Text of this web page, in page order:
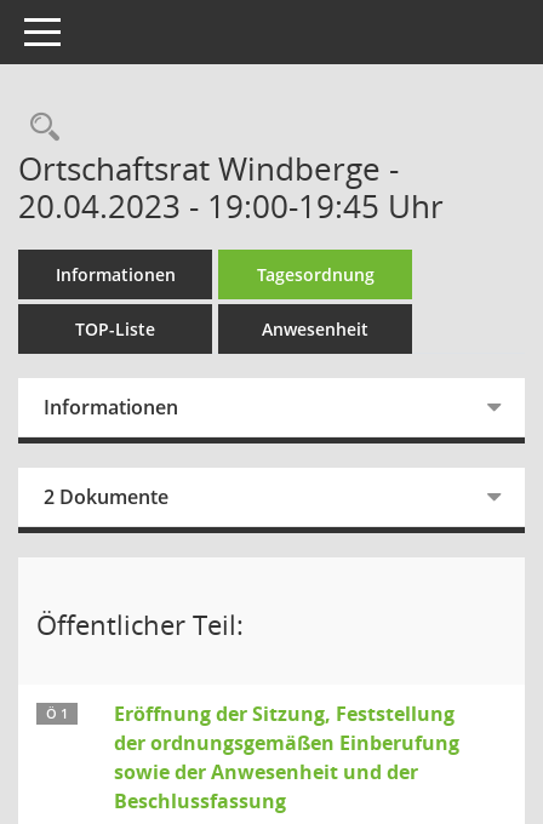
Toggle navigation
Rechercheauswahl
Ortschaftsrat Windberge -
20.04.2023 - 19:00-19:45 Uhr
Informationen Tagesordnung
TOP-Liste Anwesenheit
Informationen
2 Dokumente
Öffentlicher Teil:
Ö 1
Eröffnung der Sitzung, Feststellung
der ordnungsgemäßen Einberufung
sowie der Anwesenheit und der
Beschlussfassung